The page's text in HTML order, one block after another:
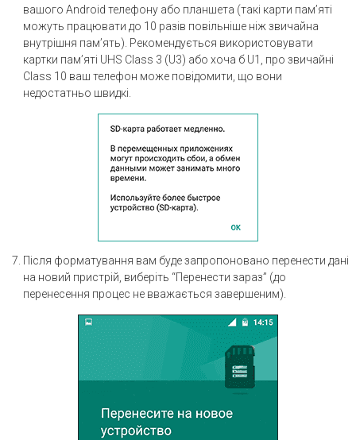
вашого Android телефону або планшета (такі карти пам’яті
можуть працювати до 10 разів повільніше ніж звичайна
внутрішня пам’ять). Рекомендується використовувати
картки пам’яті UHS Class 3 (U3) або хоча б U1, про звичайні
Class 10 ваш телефон може повідомити, що вони
недостатньо швидкі.
Після форматування вам буде запропоновано перенести дані
на новий пристрій, виберіть “Перенести зараз” (до
перенесення процес не вважається завершеним).